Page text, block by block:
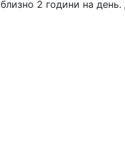
2 години на день.